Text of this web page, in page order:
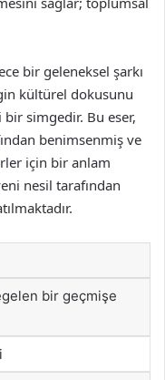
bir geleneksel şarkı
kültürel dokusunu
simgedir. Bu eser,
benimsenmiş ve
için bir anlam
nesil tarafından
bir geçmişe